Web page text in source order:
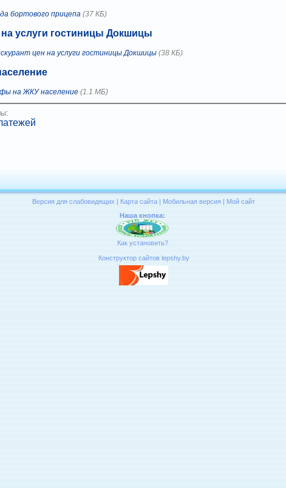
бортового прицепа (37 КБ)
на услуги гостиницы Докшицы
цен на услуги гостиницы Докшицы (38 КБ)
на ЖКУ население (1.1 МБ)
Версия для слабовидящих | Карта сайта | Мобильная версия | Мой сайт
Наша кнопка:
Как установить?
Конструктор сайтов lepshy.by